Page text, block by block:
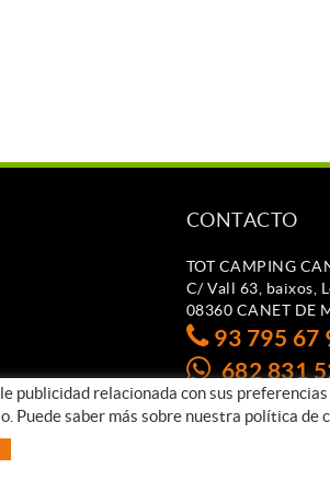
CONTACTO
TOT CAMPING
C/ Vall 63, baixos,
08360 CANET DE
93 795 67
682 831
relacionada con sus
Puede saber más sobre nuestra política de